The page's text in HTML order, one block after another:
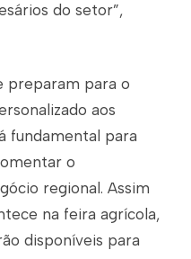
do setor”,
preparam para o
aos
fundamental para
o
regional. Assim
na feira agrícola,
disponíveis para